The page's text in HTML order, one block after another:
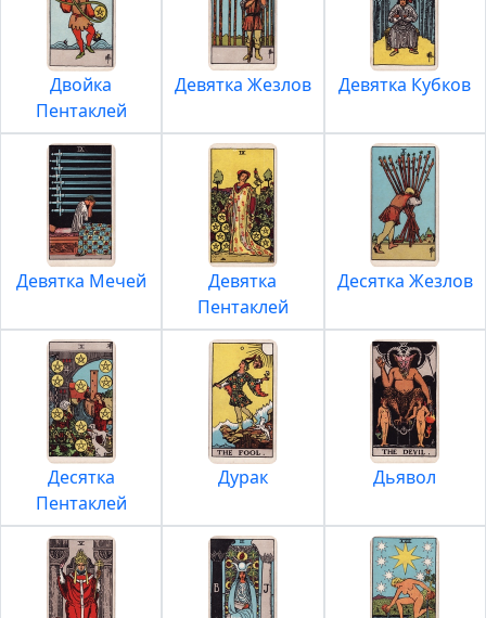
Двойка
Пентаклей
Девятка Жезлов Девятка Кубков
Девятка Мечей
Девятка
Пентаклей
Десятка Жезлов
Десятка
Пентаклей
Дурак Дьявол